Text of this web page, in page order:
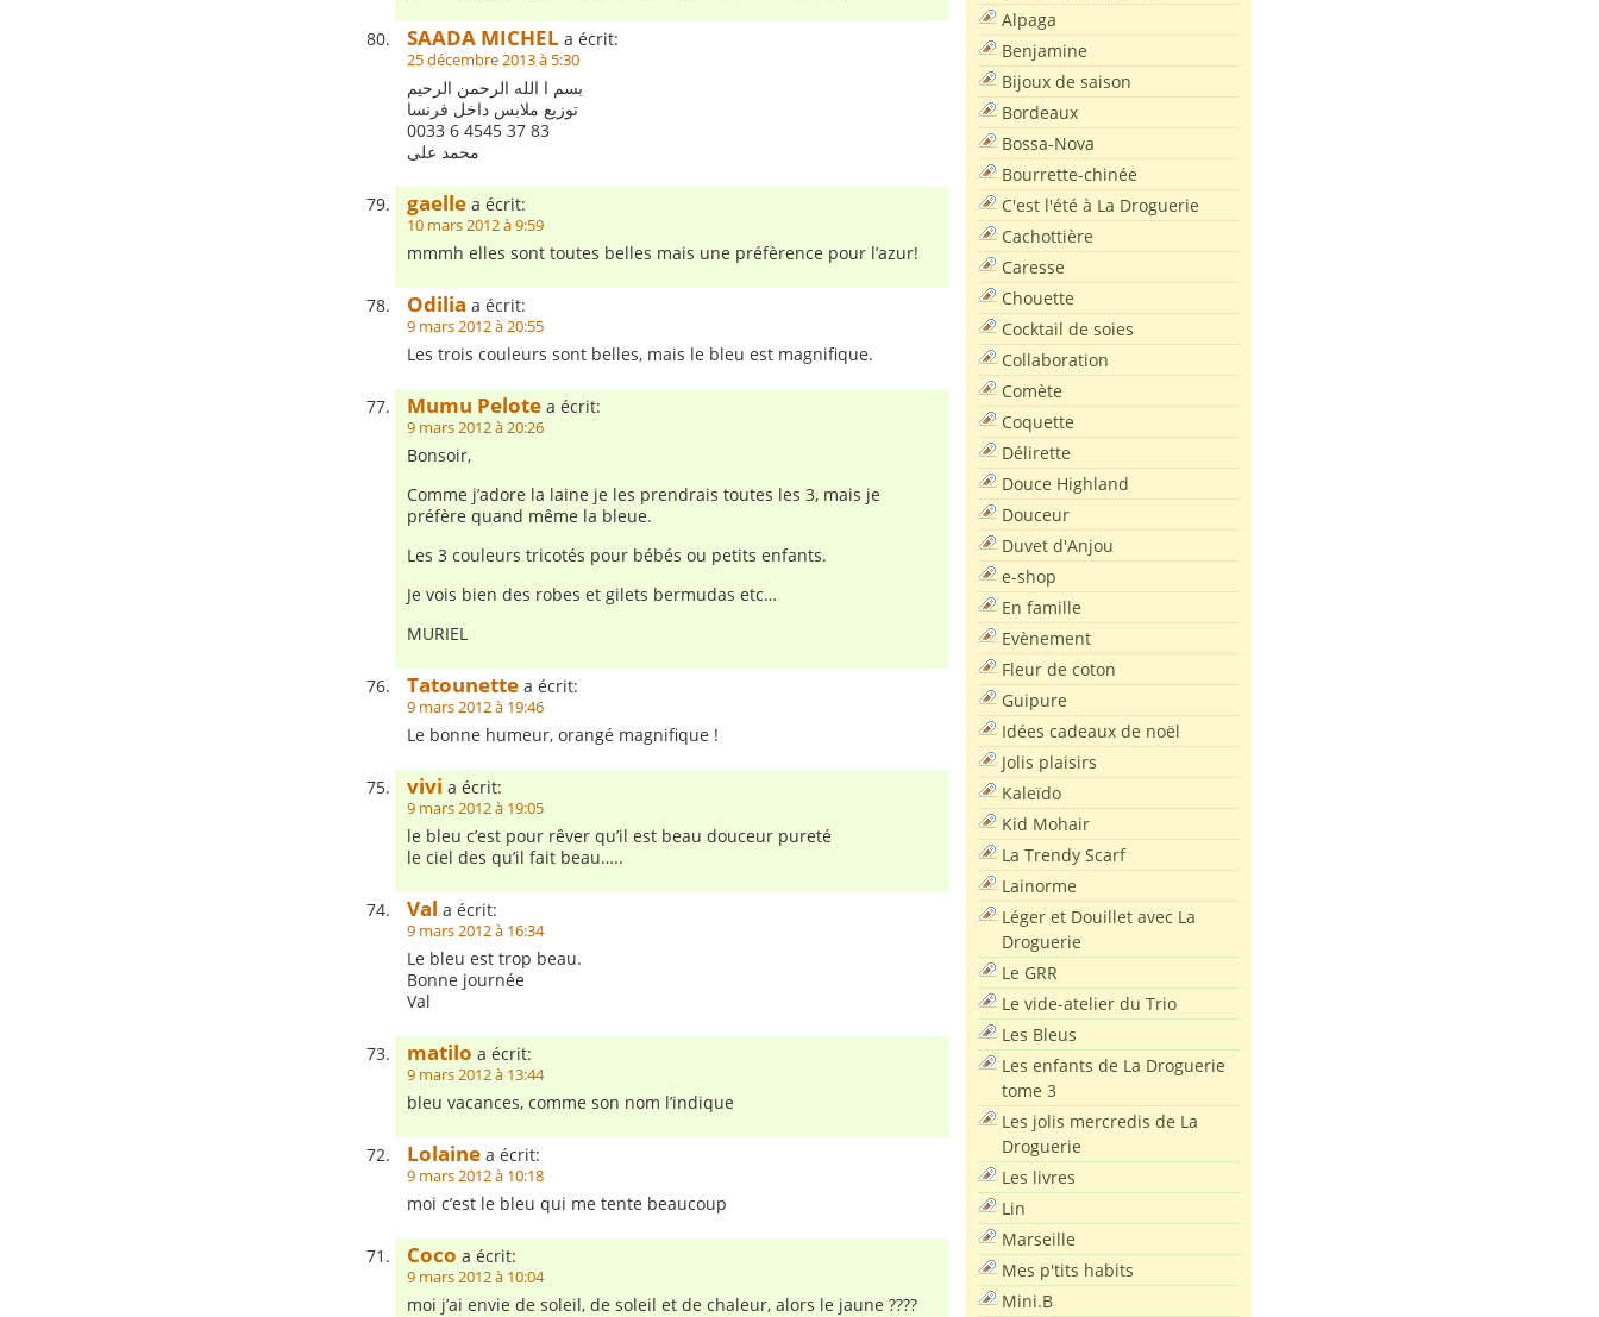
SAADA MICHEL a écrit:
25 décembre 2013 à 5:30
بسم ا الله الرحمن الرحيم
توزيع ملابس داخل فرنسا
0033 6 4545 37 83
محمد على
gaelle a écrit:
10 mars 2012 à 9:59
mmmh elles sont toutes belles mais une préfèrence pour l’azur!
Odilia a écrit:
9 mars 2012 à 20:55
Les trois couleurs sont belles, mais le bleu est magnifique.
Mumu Pelote a écrit:
9 mars 2012 à 20:26
Bonsoir,
Comme j’adore la laine je les prendrais toutes les 3, mais je
préfère quand même la bleue.
Les 3 couleurs tricotés pour bébés ou petits enfants.
Je vois bien des robes et gilets bermudas etc…
MURIEL
Tatounette a écrit:
9 mars 2012 à 19:46
Le bonne humeur, orangé magnifique !
vivi a écrit:
9 mars 2012 à 19:05
le bleu c’est pour rêver qu’il est beau douceur pureté
le ciel des qu’il fait beau…..
Val a écrit:
9 mars 2012 à 16:34
Le bleu est trop beau.
Bonne journée
Val
matilo a écrit:
9 mars 2012 à 13:44
bleu vacances, comme son nom l’indique
Lolaine a écrit:
9 mars 2012 à 10:18
moi c’est le bleu qui me tente beaucoup
Coco a écrit:
9 mars 2012 à 10:04
moi j’ai envie de soleil, de soleil et de chaleur, alors le jaune ????
Alpaga
Benjamine
Bijoux de saison
Bordeaux
Bossa-Nova
Bourrette-chinée
C'est l'été à La Droguerie
Cachottière
Caresse
Chouette
Cocktail de soies
Collaboration
Comète
Coquette
Délirette
Douce Highland
Douceur
Duvet d'Anjou
e-shop
En famille
Evènement
Fleur de coton
Guipure
Idées cadeaux de noël
Jolis plaisirs
Kaleïdo
Kid Mohair
La Trendy Scarf
Lainorme
Léger et Douillet avec La
Droguerie
Le GRR
Le vide-atelier du Trio
Les Bleus
Les enfants de La Droguerie
tome 3
Les jolis mercredis de La
Droguerie
Les livres
Lin
Marseille
Mes p'tits habits
Mini.B